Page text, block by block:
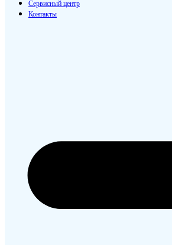
Сервисный центр
Контакты